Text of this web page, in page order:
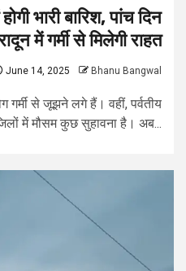
भारी बारिश, पांच दिन
में गर्मी से मिलेगी राहत
June 14, 2025 Bhanu Bangwal
गर्मी से जूझने लगे हैं। वहीं, पर्वतीय
में मौसम कुछ सुहावना है। अब...